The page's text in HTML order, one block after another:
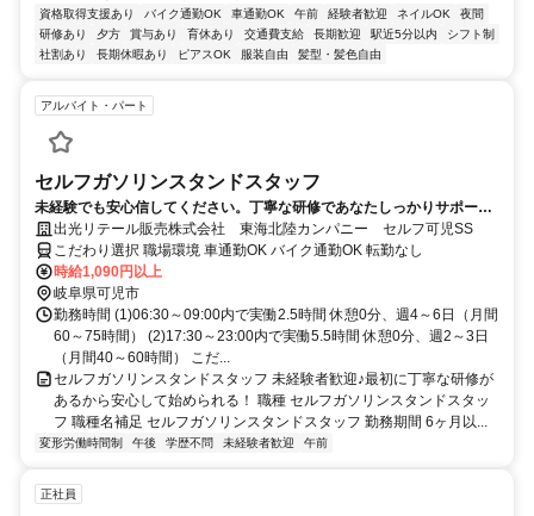
資格取得支援あり バイク通勤OK 車通勤OK 午前 経験者歓迎 ネイルOK
夜間
研修あり
夕方 賞与あり 育休あり 交通費支給 長期歓迎 駅近5分以内
シフト制
社割あり
長期休暇あり ピアスOK 服装自由 髪型・髪色自由
アルバイト・パート
セルフガソリンスタンドスタッフ
未経験でも安心信してください。丁寧な研修であなたしっかりサポー
ト！出光リテール販売株式会社 東海北陸カンパニー セルフ可児SS
こだわり選択 職場環境 車通勤OK バイク通勤OK 転勤なし
時給1,090円以上
岐阜県可児市
勤務時間 (1)06:30～09:00内で実働2.5時間 休憩0分、週4～6日（月間
60～75時間） (2)17:30～23:00内で実働5.5時間 休憩0分、週2～3日
（月間40～60時間） こだ...
セルフガソリンスタンドスタッフ 未経験者歓迎♪最初に丁寧な研修が
あるから安心して始められる！ 職種 セルフガソリンスタンドスタッ
フ 職種名補足 セルフガソリンスタンドスタッフ 勤務期間 6ヶ月以...
変形労働時間制 午後 学歴不問 未経験者歓迎 午前
正社員